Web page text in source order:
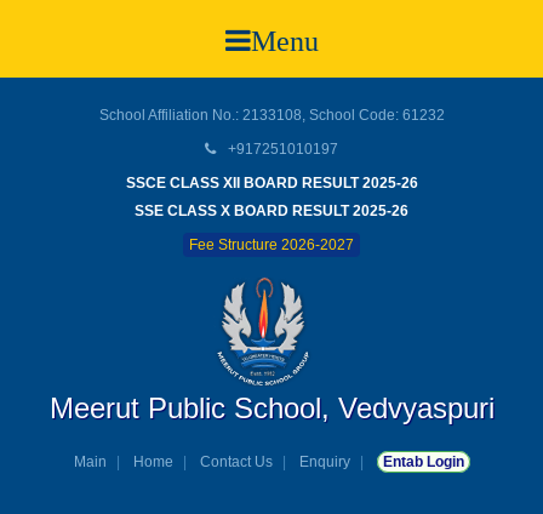
Menu
School Affiliation No.: 2133108, School Code: 61232
+917251010197
SSCE CLASS XII BOARD RESULT 2025-26
SSE CLASS X BOARD RESULT 2025-26
Fee Structure 2026-2027
Meerut Public School, Vedvyaspuri
Main Home Contact Us Enquiry Entab Login